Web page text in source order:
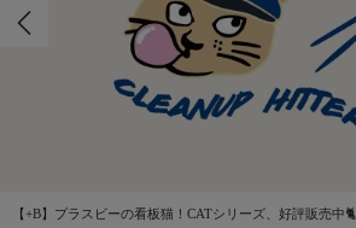
【+B】プラスビーの看板猫！CATシリーズ、好評販売中🐈